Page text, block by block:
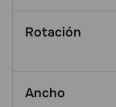
Rotación
Ancho